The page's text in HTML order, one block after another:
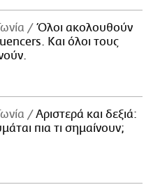
Όλοι ακολουθούν
Και όλοι τους
Αριστερά και δεξιά:
πια τι σημαίνουν;